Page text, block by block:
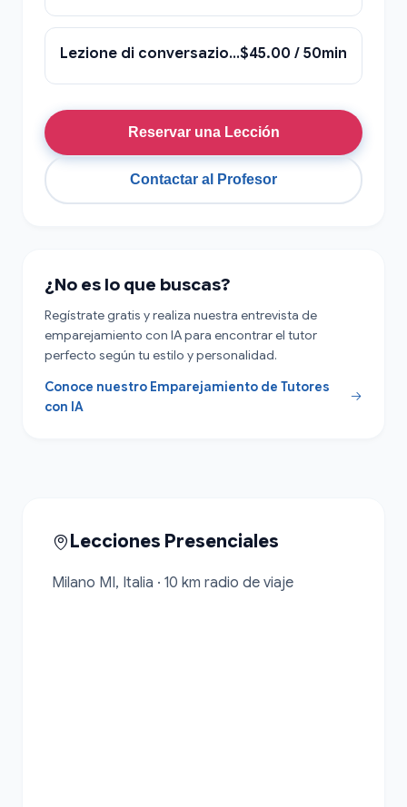
Lezione di conversazione - hablar$45.00 / 50min
Reservar una Lección
Contactar al Profesor
¿No es lo que buscas?
Regístrate gratis y realiza nuestra entrevista de
emparejamiento con IA para encontrar el tutor
perfecto según tu estilo y personalidad.
Conoce nuestro Emparejamiento de Tutores
con IA
Lecciones Presenciales
Milano MI, Italia · 10 km radio de viaje